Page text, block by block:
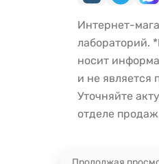
Интернет-
лабораторий.
носит
и не является
Уточняйте
отделе